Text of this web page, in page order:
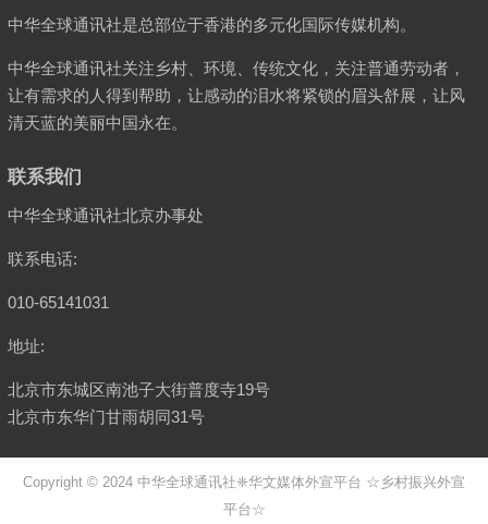
中华全球通讯社是总部位于香港的多元化国际传媒机构。
中华全球通讯社关注乡村、环境、传统文化，关注普通劳动者，
让有需求的人得到帮助，让感动的泪水将紧锁的眉头舒展，让风
清天蓝的美丽中国永在。
联系我们
中华全球通讯社北京办事处
联系电话:
010-65141031
地址:
北京市东城区南池子大街普度寺19号
北京市东华门甘雨胡同31号
Copyright © 2024 中华全球通讯社❈华文媒体外宣平台 ☆乡村振兴外宣
平台☆